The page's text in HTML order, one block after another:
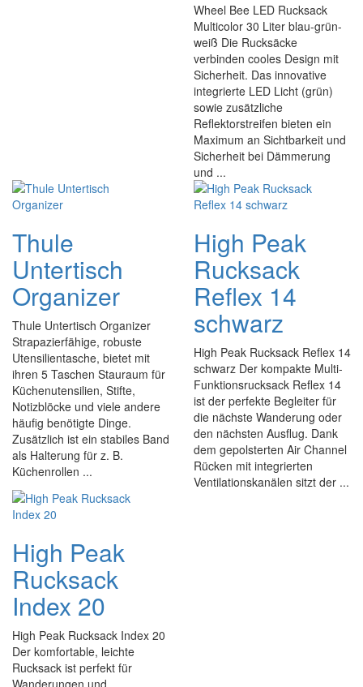
Wheel Bee LED Rucksack
Multicolor 30 Liter blau-grün-
weiß Die Rucksäcke
verbinden cooles Design mit
Sicherheit. Das innovative
integrierte LED Licht (grün)
sowie zusätzliche
Reflektorstreifen bieten ein
Maximum an Sichtbarkeit und
Sicherheit bei Dämmerung
und ...
Thule
Untertisch
Organizer
Thule Untertisch Organizer
Strapazierfähige, robuste
Utensilientasche, bietet mit
ihren 5 Taschen Stauraum für
Küchenutensilien, Stifte,
Notizblöcke und viele andere
häufig benötigte Dinge.
Zusätzlich ist ein stabiles Band
als Halterung für z. B.
Küchenrollen ...
High Peak
Rucksack
Reflex 14
schwarz
High Peak Rucksack Reflex 14
schwarz Der kompakte Multi-
Funktionsrucksack Reflex 14
ist der perfekte Begleiter für
die nächste Wanderung oder
den nächsten Ausflug. Dank
dem gepolsterten Air Channel
Rücken mit integrierten
Ventilationskanälen sitzt der ...
High Peak
Rucksack
Index 20
High Peak Rucksack Index 20
Der komfortable, leichte
Rucksack ist perfekt für
Wanderungen und